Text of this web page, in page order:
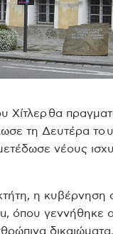
θα
τη Δευτέρα το
νέους
η κυβέρνηση
όπου γεννήθηκε
δικαιώματα.